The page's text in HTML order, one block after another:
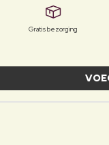
Gratis bezorging